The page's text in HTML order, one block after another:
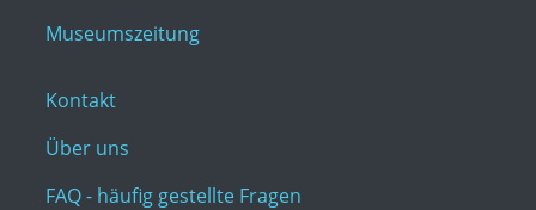
Museumszeitung
Kontakt
Über uns
FAQ - häufig gestellte Fragen